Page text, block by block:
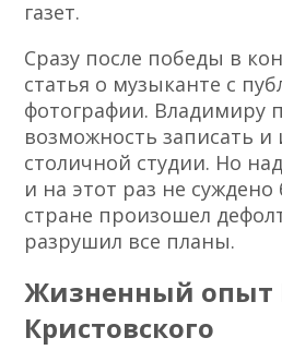
газет.
Сразу после победы в
статья о музыканте с
фотографии. Владимиру
возможность записать и
столичной студии. Но
и на этот раз не
стране произошел
разрушил все планы.
Жизненный опыт
Кристовского